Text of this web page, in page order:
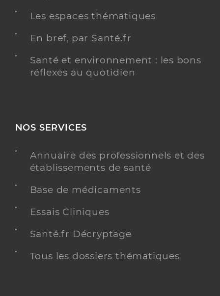
Les espaces thématiques
En bref, par Santé.fr
Santé et environnement : les bons
réflexes au quotidien
NOS SERVICES
Annuaire des professionnels et des
établissements de santé
Base de médicaments
Essais Cliniques
Santé.fr Décryptage
Tous les dossiers thématiques